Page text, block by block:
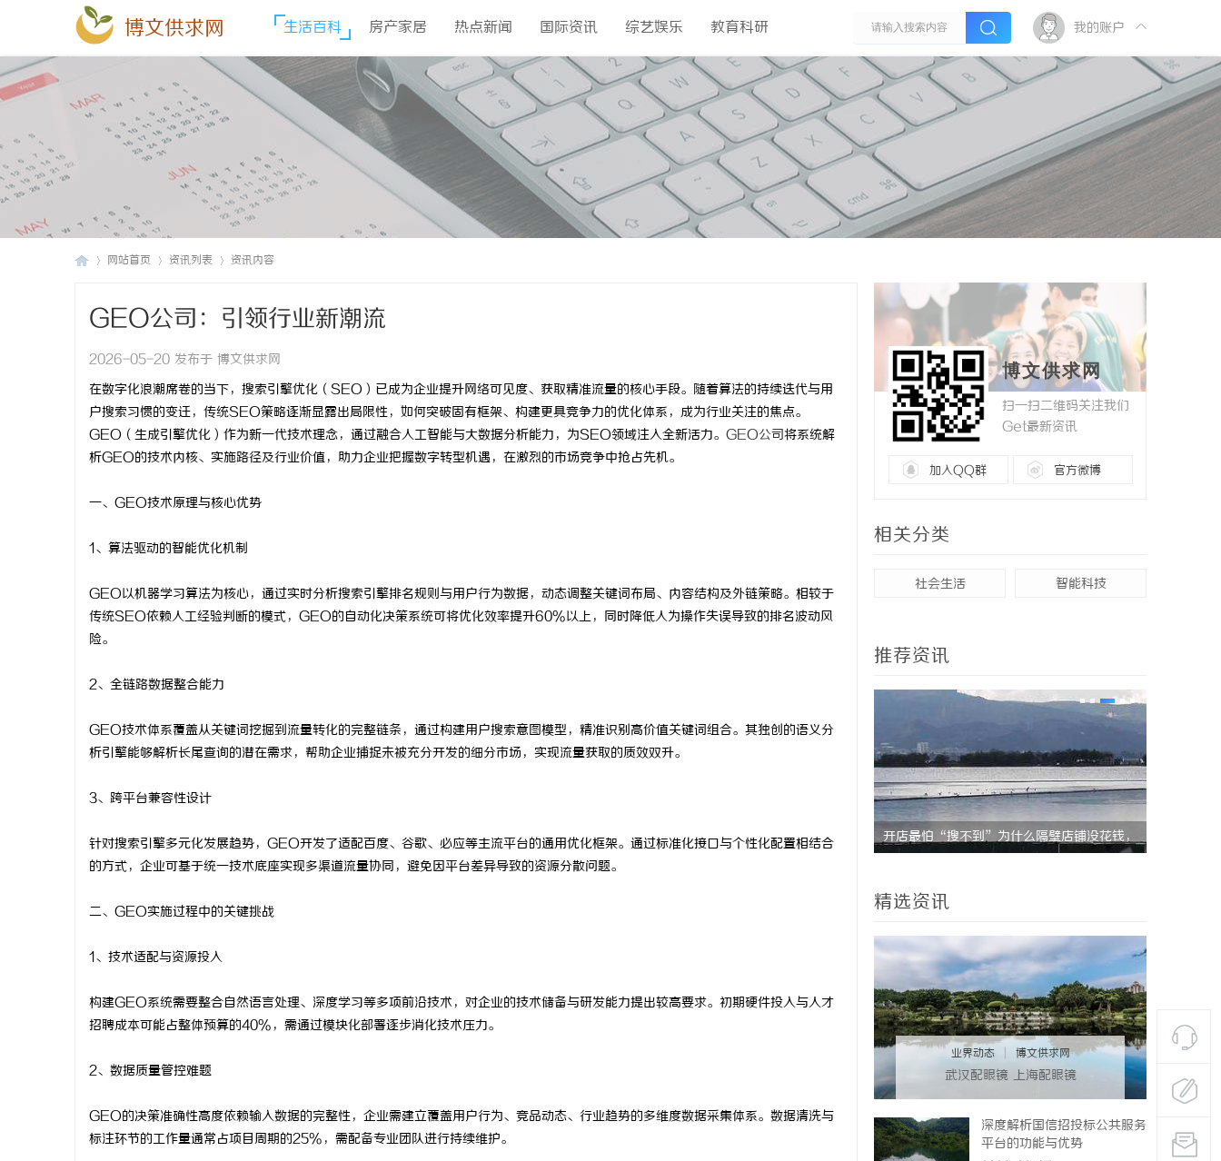
博文供求网 生活百科 房产家居 热点新闻 国际资讯 综艺娱乐 教育科研 我的账户
网站首页 资讯列表 资讯内容
GEO公司：引领行业新潮流
2026-05-20 发布于 博文供求网
在数字化浪潮席卷的当下，搜索引擎优化（SEO）已成为企业提升网络可见度、获取精准流量的核心手段。随着算法的持续迭代与用
户搜索习惯的变迁，传统SEO策略逐渐显露出局限性，如何突破固有框架、构建更具竞争力的优化体系，成为行业关注的焦点。
GEO（生成引擎优化）作为新一代技术理念，通过融合人工智能与大数据分析能力，为SEO领域注入全新活力。 GEO公司将系统解
析GEO的技术内核、实施路径及行业价值，助力企业把握数字转型机遇，在激烈的市场竞争中抢占先机。
一、GEO技术原理与核心优势
1、算法驱动的智能优化机制
GEO以机器学习算法为核心，通过实时分析搜索引擎排名规则与用户行为数据，动态调整关键词布局、内容结构及外链策略。相较于
传统SEO依赖人工经验判断的模式，GEO的自动化决策系统可将优化效率提升60%以上，同时降低人为操作失误导致的排名波动风
险。
2、全链路数据整合能力
GEO技术体系覆盖从关键词挖掘到流量转化的完整链条，通过构建用户搜索意图模型，精准识别高价值关键词组合。其独创的语义分
析引擎能够解析长尾查询的潜在需求，帮助企业捕捉未被充分开发的细分市场，实现流量获取的质效双升。
3、跨平台兼容性设计
针对搜索引擎多元化发展趋势，GEO开发了适配百度、谷歌、必应等主流平台的通用优化框架。通过标准化接口与个性化配置相结合
的方式，企业可基于统一技术底座实现多渠道流量协同，避免因平台差异导致的资源分散问题。
二、GEO实施过程中的关键挑战
1、技术适配与资源投入
构建GEO系统需要整合自然语言处理、深度学习等多项前沿技术，对企业的技术储备与研发能力提出较高要求。初期硬件投入与人才
招聘成本可能占整体预算的40%，需通过模块化部署逐步消化技术压力。
2、数据质量管控难题
GEO的决策准确性高度依赖输入数据的完整性，企业需建立覆盖用户行为、竞品动态、行业趋势的多维度数据采集体系。数据清洗与
标注环节的工作量通常占项目周期的25%，需配备专业团队进行持续维护。
博文供求网
扫一扫二维码关注我们
Get最新资讯
加入QQ群 官方微博
相关分类
社会生活 智能科技
推荐资讯
以初心守食安 以匠心筑民享——乐膳内厨
（北京）餐饮管理有限公司创始人石贵民的健
揭秘！专业充电桩项目软件开发商，究竟藏着
哪些行业秘诀？
开店最怕“搜不到”为什么隔壁店铺没花钱，
精选资讯
业界动态 博文供求网
武汉配眼镜 上海配眼镜
深度解析国信招投标公共服务
平台的功能与优势